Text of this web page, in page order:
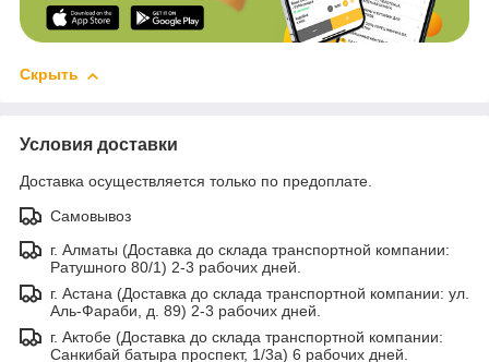
Скрыть
Условия доставки
Доставка осуществляется только по предоплате.
Самовывоз
г. Алматы (Доставка до склада транспортной компании:
Ратушного 80/1) 2-3 рабочих дней.
г. Астана (Доставка до склада транспортной компании: ул.
Аль-Фараби, д. 89) 2-3 рабочих дней.
г. Актобе (Доставка до склада транспортной компании:
Санкибай батыра проспект, 1/3а) 6 рабочих дней.